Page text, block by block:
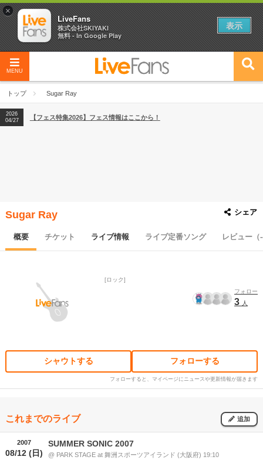
MENU
トップ Sugar Ray
2026
04/27
2026
【ライブ動員ランキング】2026年上半期編発表！
2026
04/27
【フェス特集2026】フェス情報はここから！
Sugar Ray シェア
概要 チケット ライブ情報 ライブ定番ソング レビュー（
ロック
フォロー
3 人
シャウトする フォローする
フォローすると、マイページにニュースや更新情報が届きます
これまでのライブ 追加
2007
08/12 (日)
SUMMER SONIC 2007
@ PARK STAGE at 舞洲スポーツアイランド (大阪府) 19:10
×
LiveFans
株式会社SKIYAKI
無料 - In Google Play
表示